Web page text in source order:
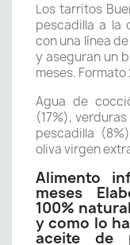
Los tarritos
pescadilla a la
con una línea
y aseguran un
meses. Formato
Agua de
(17%),
pescadilla
oliva virgen
Alimento
meses
100%
y como lo
aceite de